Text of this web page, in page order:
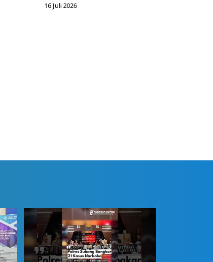
16 Juli 2026